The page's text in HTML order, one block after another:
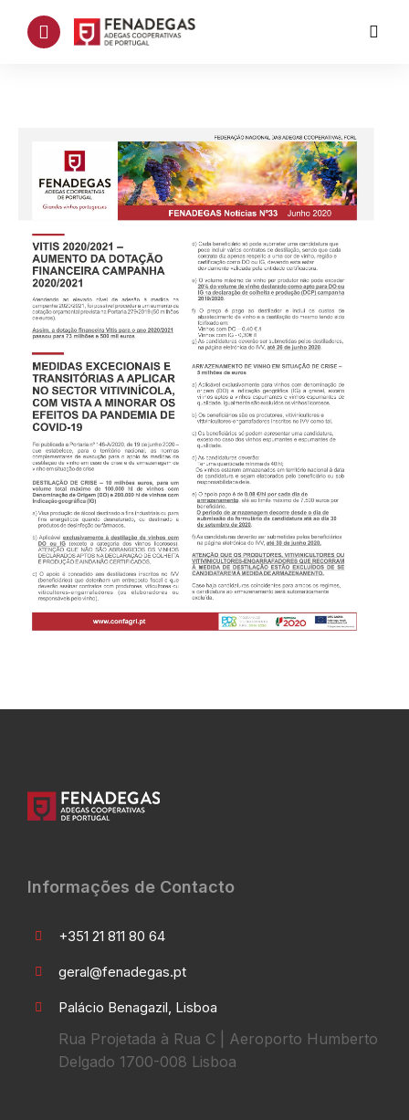
Informações de Contacto
+351 21 811 80 64
geral@fenadegas.pt
Palácio Benagazil, Lisboa
Rua Projetada à Rua C | Aeroporto Humberto
Delgado 1700-008 Lisboa